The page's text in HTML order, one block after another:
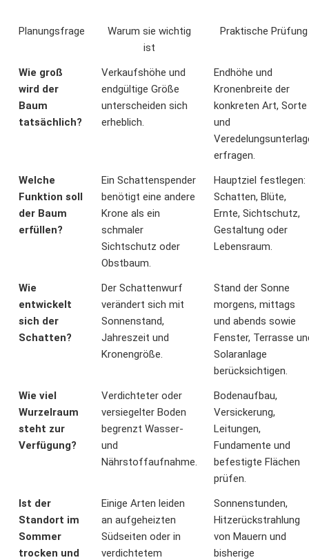
Planungsfrage
Warum sie wichtig
ist
Praktische Prüfung
Wie groß
wird der
Baum
tatsächlich?
Verkaufshöhe und
endgültige Größe
unterscheiden sich
erheblich.
Endhöhe und
Kronenbreite der
konkreten Art, Sorte
und
erfragen.
Welche
Funktion soll
der Baum
erfüllen?
Ein Schattenspender
benötigt eine andere
Krone als ein
schmaler
Sichtschutz oder
Obstbaum.
Hauptziel festlegen:
Schatten, Blüte,
Ernte, Sichtschutz,
Gestaltung oder
Lebensraum.
Wie
entwickelt
sich der
Schatten?
Der Schattenwurf
verändert sich mit
Sonnenstand,
Jahreszeit und
Kronengröße.
Stand der Sonne
morgens, mittags
und abends sowie
Fenster, Terrasse
Solaranlage
berücksichtigen.
Wie viel
Wurzelraum
steht zur
Verfügung?
Verdichteter oder
versiegelter Boden
begrenzt Wasser-
und
Nährstoffaufnahme.
Bodenaufbau,
Versickerung,
Leitungen,
Fundamente und
befestigte Flächen
prüfen.
Ist der
Standort im
Sommer
trocken und
Einige Arten leiden
an aufgeheizten
Südseiten oder in
verdichtetem
Sonnenstunden,
Hitzerückstrahlung
von Mauern und
bisherige